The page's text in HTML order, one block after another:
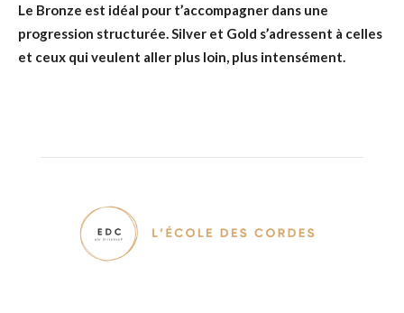
Le Bronze est idéal pour t’accompagner dans une
progression structurée. Silver et Gold s’adressent à celles
et ceux qui veulent aller plus loin, plus intensément.